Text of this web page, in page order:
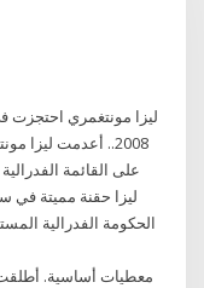
2008.. أعدمت ليزا
على القائمة
ليزا حقنة مميتة
الحكومة الفدرالية